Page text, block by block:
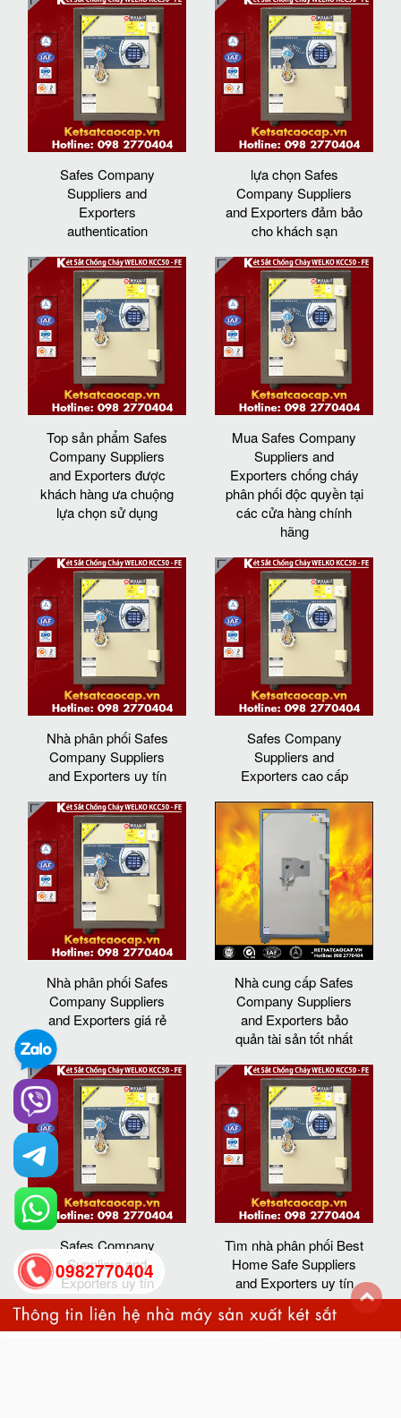
Safes Company
Suppliers and
Exporters
authentication
lựa chọn Safes
Company Suppliers
and Exporters đảm bảo
cho khách sạn
Top sản phẩm Safes
Company Suppliers
and Exporters được
khách hàng ưa chuộng
lựa chọn sử dụng
Mua Safes Company
Suppliers and
Exporters chống cháy
phân phối độc quyền tại
các cửa hàng chính
hãng
Nhà phân phối Safes
Company Suppliers
and Exporters uy tín
Safes Company
Suppliers and
Exporters cao cấp
Nhà phân phối Safes
Company Suppliers
and Exporters giá rẻ
Nhà cung cấp Safes
Company Suppliers
and Exporters bảo
quản tài sản tốt nhất
Safes Company
Suppliers and
Exporters uy tín
Tìm nhà phân phối Best
Home Safe Suppliers
and Exporters uy tín
0982770404
back